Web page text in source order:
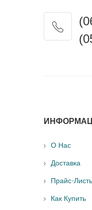
О Нас
Доставка
Прайс-
Как Купить